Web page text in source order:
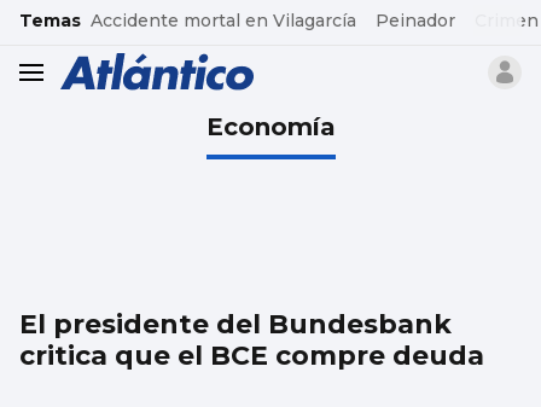
common.go-to-content
Temas Accidente mortal en Vilagarcía Peinador
header.menu.open
Economía
El presidente del Bundesbank
critica que el BCE compre deuda